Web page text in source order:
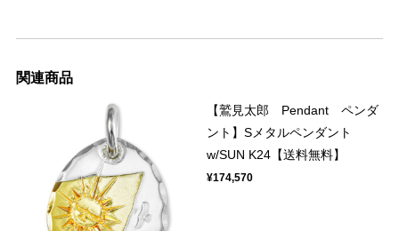
関連商品
【鷲見太郎 Pendant ペンダ
ント】Sメタルペンダント
w/SUN K24【送料無料】
¥174,570